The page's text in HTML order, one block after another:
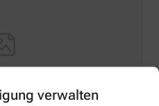
verwalten